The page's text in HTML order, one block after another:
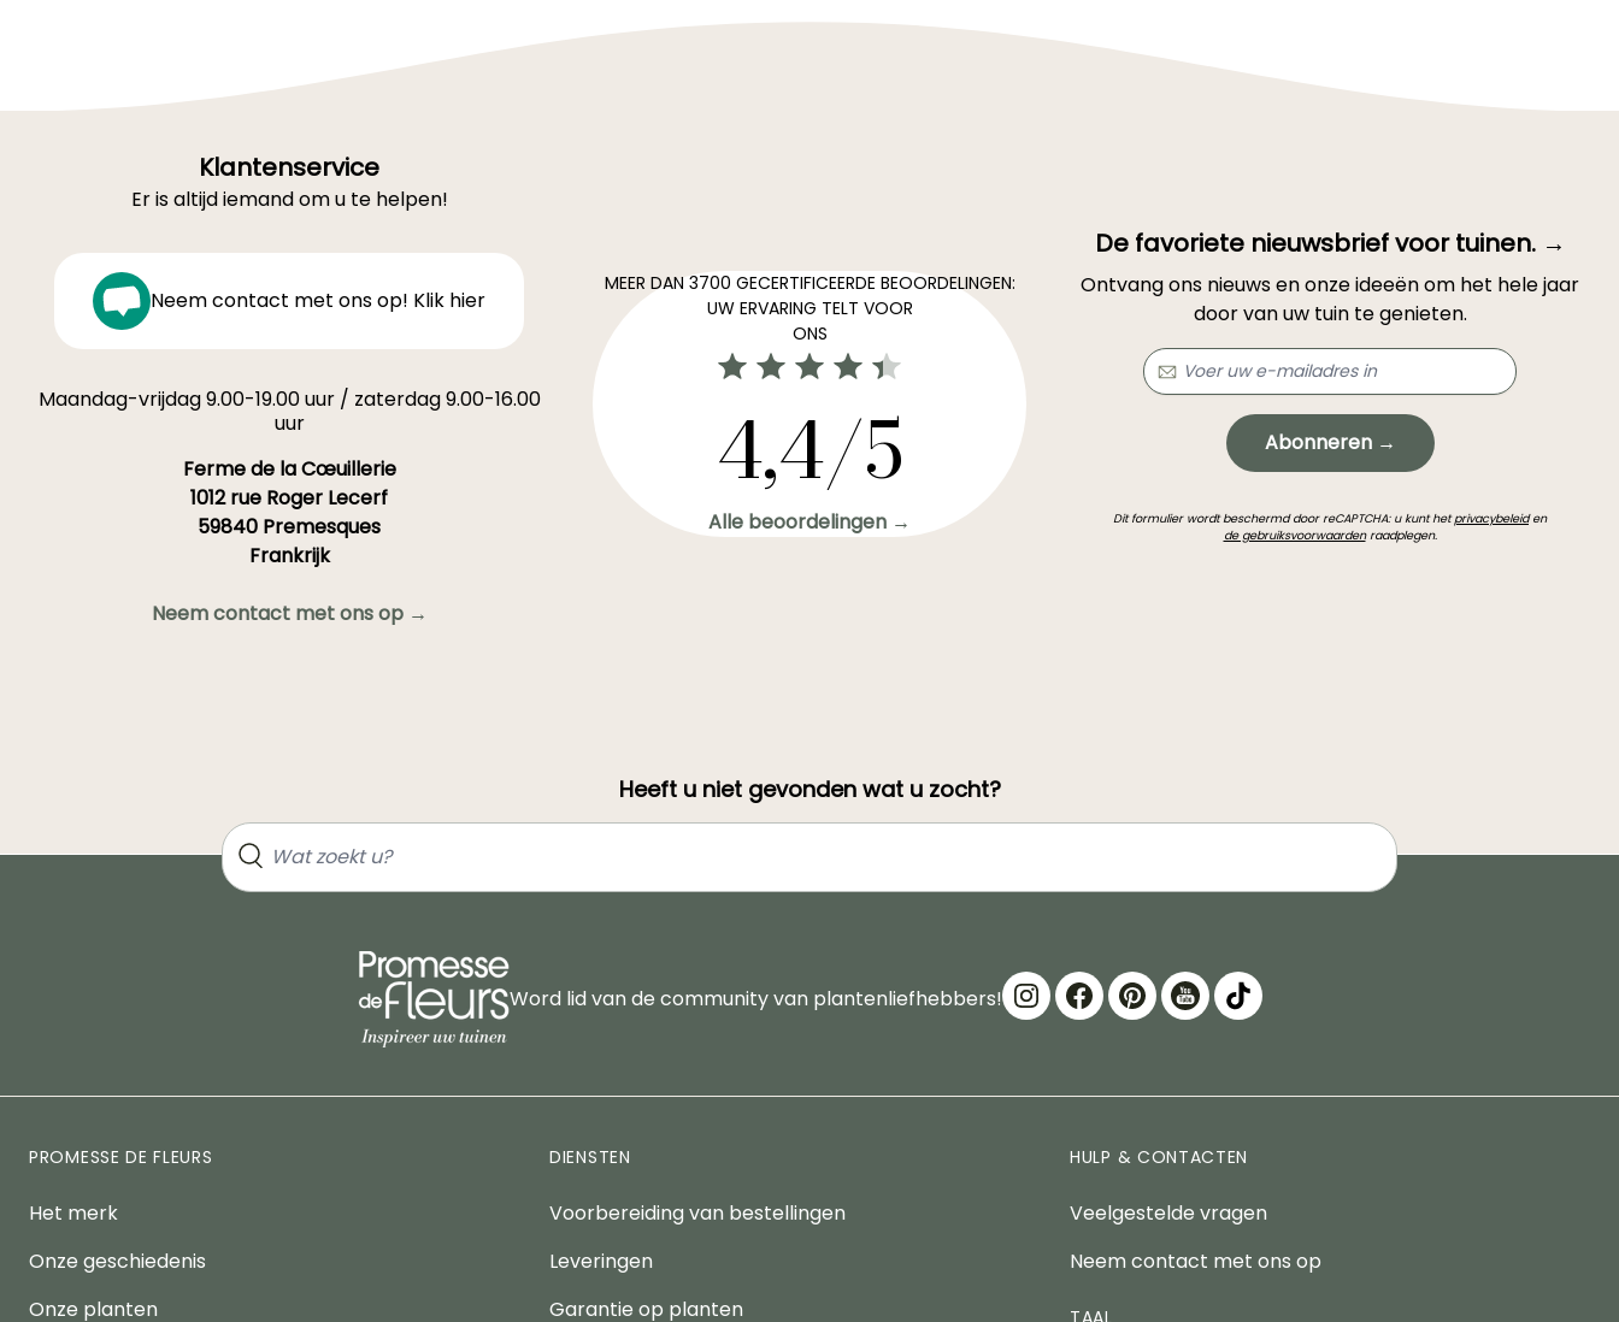
Klantenservice
Er is altijd iemand om u te helpen!
Neem contact met ons op! Klik hier
Maandag-vrijdag 9.00-19.00 uur / zaterdag 9.00-16.00
uur
Ferme de la Cœuillerie
1012 rue Roger Lecerf
59840 Premesques
Frankrijk
Neem contact met ons op →
MEER DAN 3700 GECERTIFICEERDE BEOORDELINGEN:
UW ERVARING TELT VOOR
ONS
4,4/5
Alle beoordelingen →
De favoriete nieuwsbrief voor tuinen. →
Ontvang ons nieuws en onze ideeën om het hele jaar
door van uw tuin te genieten.
Abonneren →
Dit formulier wordt beschermd door reCAPTCHA: u kunt hetprivacybeleiden
de gebruiksvoorwaardenraadplegen.
Heeft u niet gevonden wat u zocht?
Word lid van de community van plantenliefhebbers!
PROMESSE DE FLEURS
Het merk
Onze geschiedenis
Onze planten
DIENSTEN
Voorbereiding van bestellingen
Leveringen
Garantie op planten
HULP & CONTACTEN
Veelgestelde vragen
Neem contact met ons op